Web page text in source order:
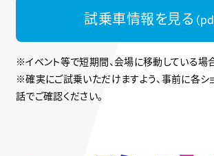
試乗車情報を見る （
※イベント等で短期間、会場に移動している場
※確実にご試乗いただけますよう、事前に各シ
話でご確認ください。